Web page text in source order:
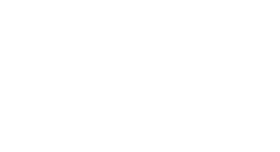
2021 bis 2023 entstand im Verwaltungsbezirk Prag
Nähe von Naherholungsgebieten und